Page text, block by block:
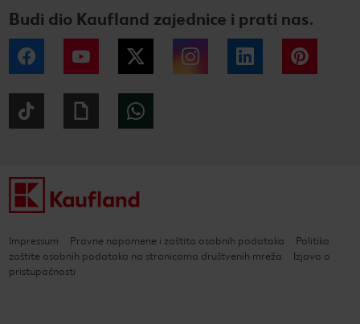
Budi dio Kaufland zajednice i prati nas.
Facebook YouTube Twitter Instagram LinkedIn
Giphy
Impressum Pravne napomene i zaštita osobnih podataka
Politika
zaštite osobnih podataka na stranicama društvenih mreža
Izjava o
pristupačnosti